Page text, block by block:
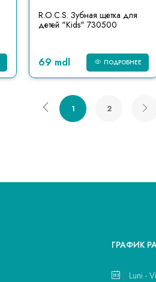
R.O.C.S. Зубная щетка для
детей "Kids" 730500
69 mdl ПОДРОБНЕЕ
1 2
ГРАФИК
Luni -